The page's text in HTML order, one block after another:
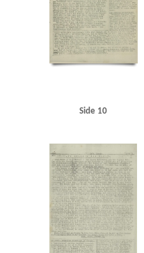
Side 10